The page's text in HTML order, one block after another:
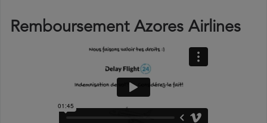
Remboursement Azores Airlines